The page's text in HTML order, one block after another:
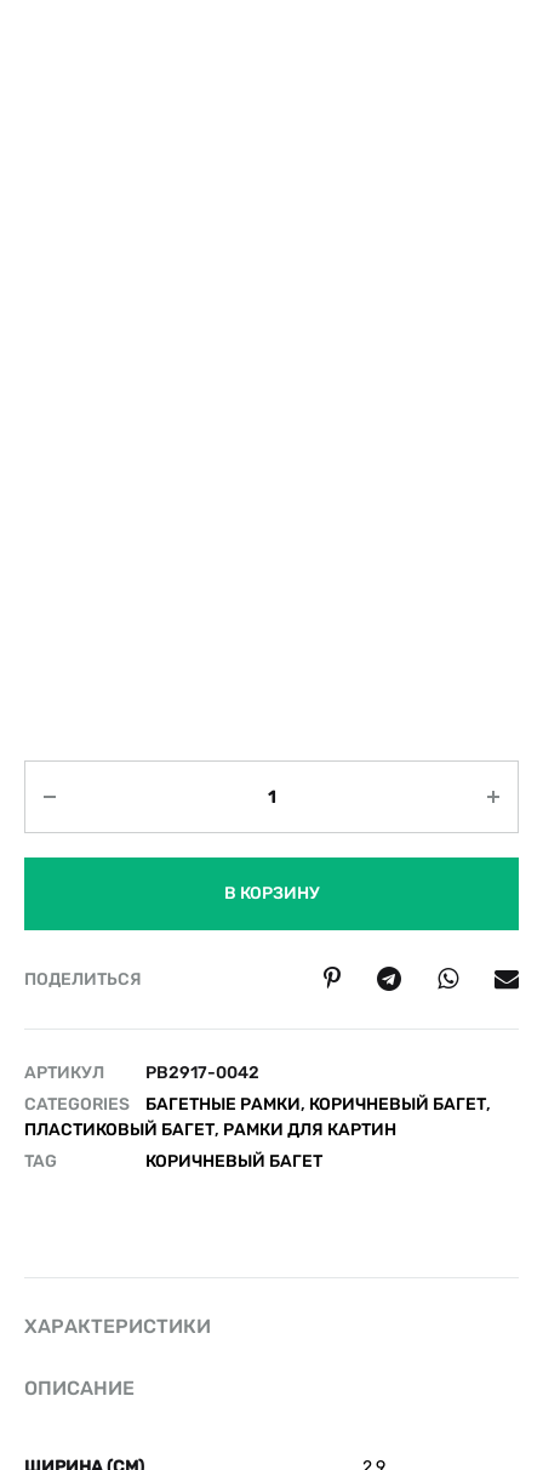
В КОРЗИНУ
ПОДЕЛИТЬСЯ
АРТИКУЛ
PB2917-0042
CATEGORIES
БАГЕТНЫЕ РАМКИ, КОРИЧНЕВЫЙ БАГЕТ,
ПЛАСТИКОВЫЙ БАГЕТ, РАМКИ ДЛЯ КАРТИН
TAG
КОРИЧНЕВЫЙ БАГЕТ
ХАРАКТЕРИСТИКИ
ОПИСАНИЕ